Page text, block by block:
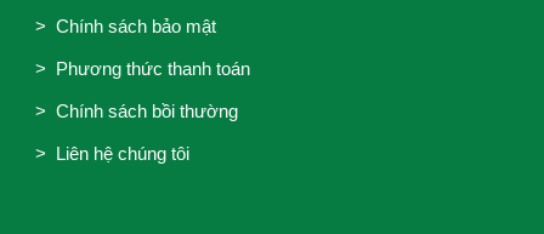
> Chính sách bảo mật
> Phương thức thanh toán
>Chính sách bồi thường
> Liên hệ chúng tôi